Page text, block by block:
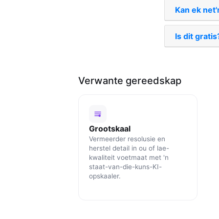
Kan ek
Is dit
Verwante gereedskap
Grootskaal
Vermeerder resolusie en
herstel detail in ou of lae-
kwaliteit voetmaat met 'n
staat-van-die-kuns-KI-
opskaaler.